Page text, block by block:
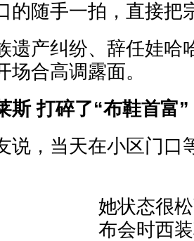
的随手一拍，直接把
遗产纠纷、辞任娃哈
场合高调露面。
斯 打碎了“布鞋首富
说，当天在小区门口
她状态很
布会时西